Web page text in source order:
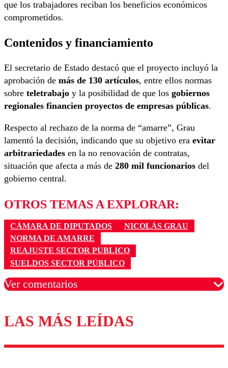
que los trabajadores reciban los beneficios económicos
comprometidos.
Contenidos y financiamiento
El secretario de Estado destacó que el proyecto incluyó la
aprobación de más de 130 artículos, entre ellos normas
sobre teletrabajo y la posibilidad de que los gobiernos
regionales financien proyectos de empresas públicas.
Respecto al rechazo de la norma de “amarre”, Grau
lamentó la decisión, indicando que su objetivo era evitar
arbitrariedades en la no renovación de contratas,
situación que afecta a más de 280 mil funcionarios del
gobierno central.
OTROS TEMAS A EXPLORAR:
CÁMARA DE DIPUTADOS
NICOLÁS GRAU
NORMA DE AMARRE
REAJUSTE SECTOR PUBLICO
SUELDOS SECTOR PÚBLICO
Ver comentarios
Los comentarios son moderados para garantizar un
diálogo respetuoso.
LAS MÁS LEÍDAS